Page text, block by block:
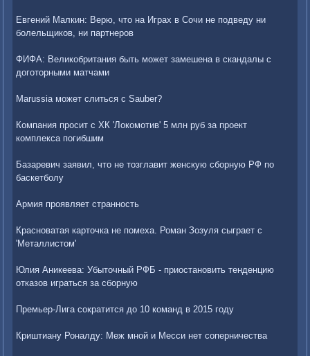
Евгений Малкин: Верю, что на Играх в Сочи не подведу ни
болельщиков, ни партнеров
ФИФА: Великобритания быть может замешена в скандалы с
доготорными матчами
Marussia может слиться с Sauber?
Компания просит с ХК 'Локомотив' 5 млн руб за проект
комплекса погибшим
Базаревич заявил, что не тозглавит женскую сборную РФ по
баскетболу
Армия проявляет странность
Красноватая карточка не помеха. Роман Зозуля сыграет с
'Металлистом'
Юлия Аникеева: Убыточный РФБ - приостановить тенденцию
отказов играться за сборную
Премьер-Лига сократится до 10 команд в 2015 году
Криштиану Роналду: Меж мной и Месси нет соперничества